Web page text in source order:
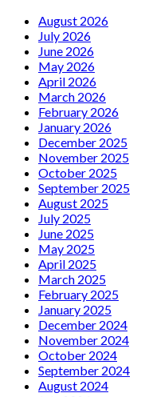
August 2026
July 2026
June 2026
May 2026
April 2026
March 2026
February 2026
January 2026
December 2025
November 2025
October 2025
September 2025
August 2025
July 2025
June 2025
May 2025
April 2025
March 2025
February 2025
January 2025
December 2024
November 2024
October 2024
September 2024
August 2024